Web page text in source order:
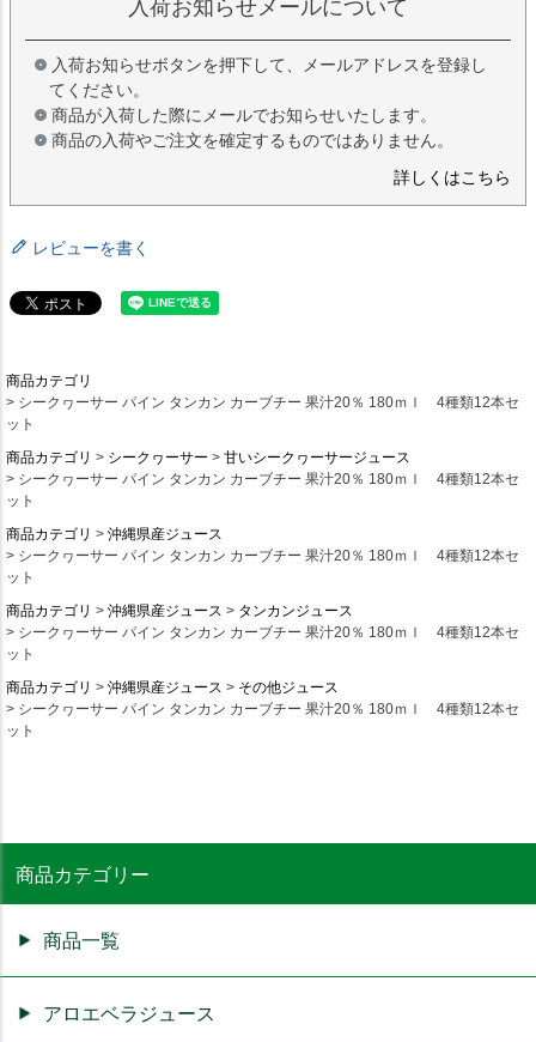
入荷お知らせメールについて
入荷お知らせボタンを押下して、メールアドレスを登録し
てください。
商品が入荷した際にメールでお知らせいたします。
商品の入荷やご注文を確定するものではありません。
詳しくはこちら
レビューを書く
商品カテゴリ
シークヮーサー パイン タンカン カーブチー 果汁20％ 180ｍｌ 4種類12本セ
ット
商品カテゴリ
シークヮーサー
甘いシークヮーサージュース
シークヮーサー パイン タンカン カーブチー 果汁20％ 180ｍｌ 4種類12本セ
ット
商品カテゴリ
沖縄県産ジュース
シークヮーサー パイン タンカン カーブチー 果汁20％ 180ｍｌ 4種類12本セ
ット
商品カテゴリ
沖縄県産ジュース
タンカンジュース
シークヮーサー パイン タンカン カーブチー 果汁20％ 180ｍｌ 4種類12本セ
ット
商品カテゴリ
沖縄県産ジュース
その他ジュース
シークヮーサー パイン タンカン カーブチー 果汁20％ 180ｍｌ 4種類12本セ
ット
商品カテゴリー
商品一覧
アロエベラジュース